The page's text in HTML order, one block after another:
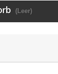
(Leer)